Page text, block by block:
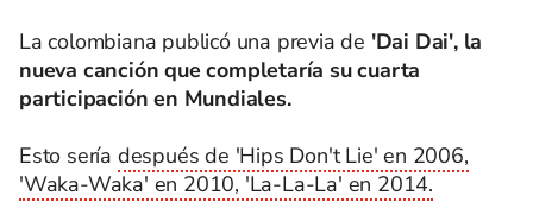
La colombiana publicó una previa de 'Dai Dai', la
nueva canción que completaría su cuarta
participación en Mundiales.
Esto sería después de 'Hips Don't Lie' en 2006,
'Waka-Waka' en 2010, 'La-La-La' en 2014.